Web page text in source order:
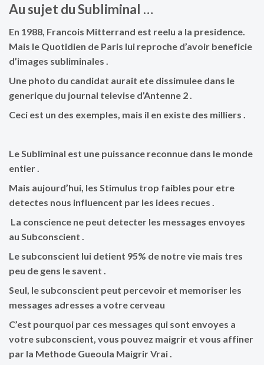
Au sujet du Subliminal …
En 1988, Francois Mitterrand est reelu a la presidence.
Mais le Quotidien de Paris lui reproche d’avoir beneficie
d’images subliminales .
Une photo du candidat aurait ete dissimulee dans le
generique du journal televise d’Antenne 2 .
Ceci est un des exemples, mais il en existe des milliers .
Le Subliminal est une puissance reconnue dans le monde
entier .
Mais aujourd’hui, les Stimulus trop faibles pour etre
detectes nous influencent par les idees recues .
La conscience ne peut detecter les messages envoyes
au Subconscient .
Le subconscient lui detient 95% de notre vie mais tres
peu de gens le savent .
Seul, le subconscient peut percevoir et memoriser les
messages adresses a votre cerveau
C’est pourquoi par ces messages qui sont envoyes a
votre subconscient, vous pouvez maigrir et vous affiner
par la Methode Gueoula Maigrir Vrai .